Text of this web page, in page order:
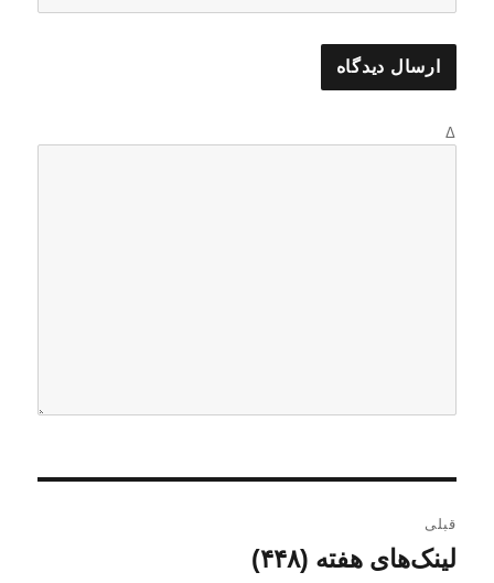
Δ
ا
قبلی
لینک‌های هفته (۴۴۸)